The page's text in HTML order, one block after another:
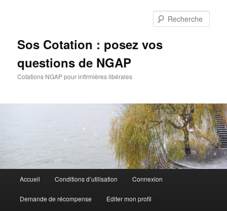
Sos Cotation : posez vos
questions de NGAP
Cotations NGAP pour infirmières libérales
principal
Accueil Conditions d’utilisation Connexion
Demande de récompense Editer mon profil